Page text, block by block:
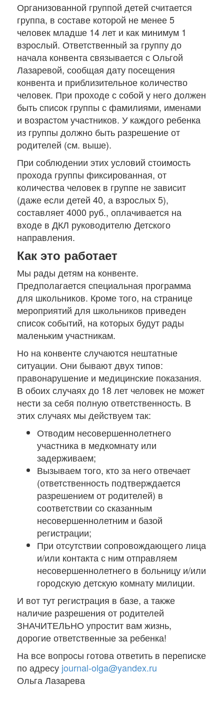
Организованной группой детей считается
группа, в составе которой не менее 5
человек младше 14 лет и как минимум 1
взрослый. Ответственный за группу до
начала конвента связывается с Ольгой
Лазаревой, сообщая дату посещения
конвента и приблизительное количество
человек. При проходе с собой у него должен
быть список группы с фамилиями, именами
и возрастом участников. У каждого ребенка
из группы должно быть разрешение от
родителей (см. выше).
При соблюдении этих условий стоимость
прохода группы фиксированная, от
количества человек в группе не зависит
(даже если детей 40, а взрослых 5),
составляет 4000 руб., оплачивается на
входе в ДКЛ руководителю Детского
направления.
Как это работает
Мы рады детям на конвенте.
Предполагается специальная программа
для школьников. Кроме того, на странице
мероприятий для школьников приведен
список событий, на которых будут рады
маленьким участникам.
Но на конвенте случаются нештатные
ситуации. Они бывают двух типов:
правонарушение и медицинские показания.
В обоих случаях до 18 лет человек не может
нести за себя полную ответственность. В
этих случаях мы действуем так:
Отводим несовершеннолетнего
участника в медкомнату или
задерживаем;
Вызываем того, кто за него отвечает
(ответственность подтверждается
разрешением от родителей) в
соответствии со сказанным
несовершеннолетним и базой
регистрации;
При отсутствии сопровождающего лица
и/или контакта с ним отправляем
несовершеннолетнего в больницу и/или
городскую детскую комнату милиции.
И вот тут регистрация в базе, а также
наличие разрешения от родителей
ЗНАЧИТЕЛЬНО упростит вам жизнь,
дорогие ответственные за ребенка!
На все вопросы готова ответить в переписке
по адресу journal-olga@yandex.ru
Ольга Лазарева